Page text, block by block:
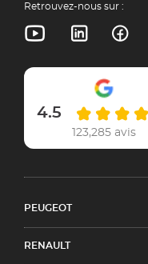
Retrouvez-nous sur :
4.5
123,285 avis
PEUGEOT
RENAULT